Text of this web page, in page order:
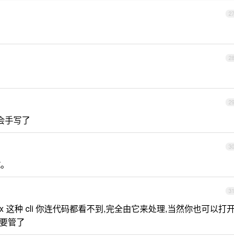
27
28
29
手写了
30
31
种 cli 你连代码都看不到,完全由它来处理,当然你也可以打
管了